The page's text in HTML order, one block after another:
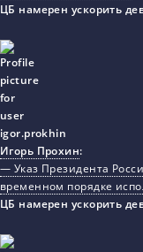
ЦБ намерен ускорить
Игорь Прохин:
— Указ Президента
временном порядке
ЦБ намерен ускорить